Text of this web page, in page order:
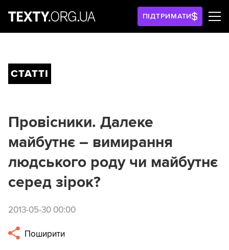
ПІДТРИМАТИ
СТАТТІ
Провісники. Далеке
майбутнє – вимирання
людського роду чи майбутнє
серед зірок?
2013-05-30 00:00
Поширити